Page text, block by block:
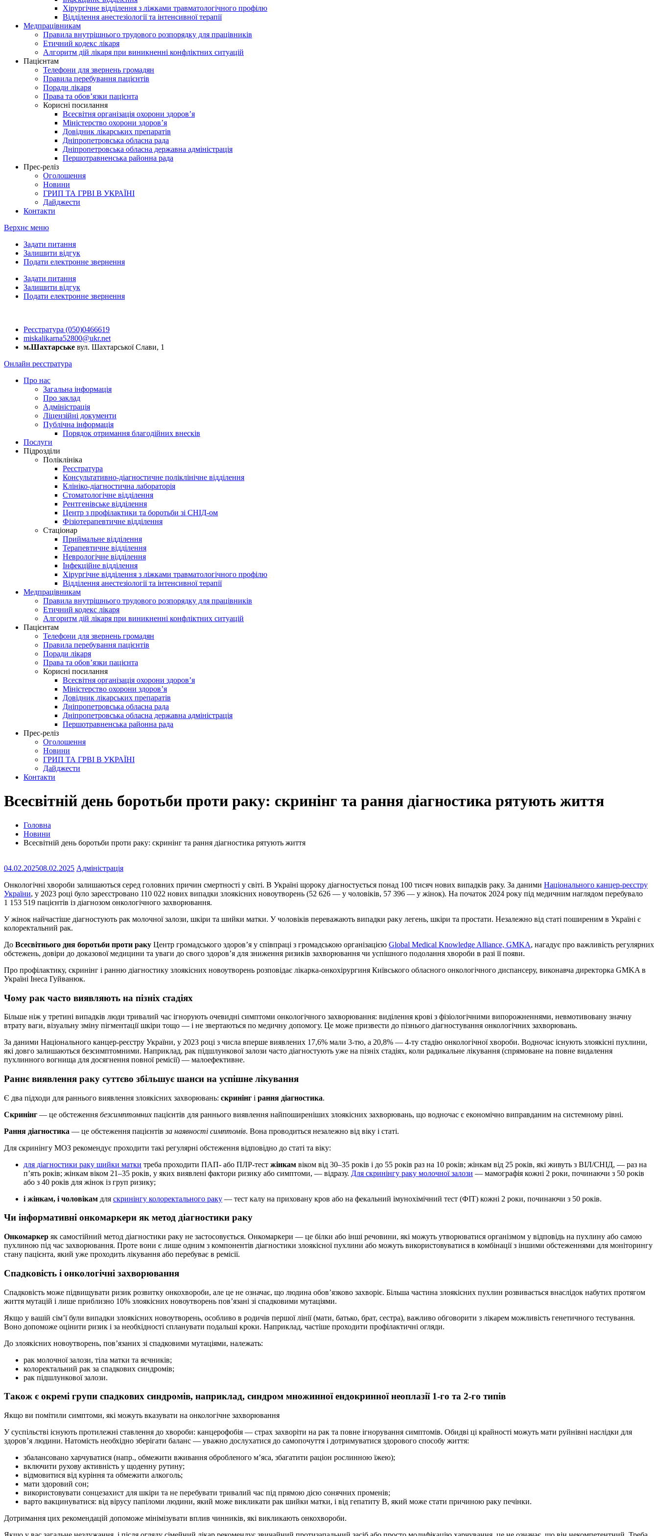
Хірургічне відділення з ліжками травматологічного профілю
Відділення анестезіології та інтенсивної терапії
Медпрацівникам
Правила внутрішнього трудового розпорядку для працівників
Етичний кодекс лікаря
Алгоритм дій лікаря при виникненні конфліктних ситуацій
Пацієнтам
Телефони для звернень громадян
Правила перебування пацієнтів
Поради лікаря
Права та обов’язки пацієнта
Корисні посилання
Всесвітня організація охорони здоров’я
Міністерство охорони здоров’я
Довідник лікарських препаратів
Дніпропетровська обласна рада
Дніпропетровська обласна державна адміністрація
Першотравненська районна рада
Прес-реліз
Оголошення
Новини
ГРИП ТА ГРВІ В УКРАЇНІ
Дайджести
Контакти
Верхнє меню
Задати питання
Залишити відгук
Подати електронне звернення
Задати питання
Залишити відгук
Подати електронне звернення
Реєстратура (050)0466619
miskalikarna52800@ukr.net
м.Шахтарське вул. Шахтарської Слави, 1
Онлайн реєстратура
Про нас
Загальна інформація
Про заклад
Адміністрація
Ліцензійні документи
Публічна інформація
Порядок отримання благодійних внесків
Послуги
Підрозділи
Поліклініка
Реєстратура
Консультативно-діагностичне поліклінічне відділення
Клініко-діагностична лабораторія
Стоматологічне відділення
Рентгенівське відділення
Центр з профілактики та боротьби зі СНІД-ом
Фізіотерапевтичне відділення
Стаціонар
Приймальне відділення
Терапевтичне відділення
Неврологічне відділення
Інфекційне відділення
Хірургічне відділення з ліжками травматологічного профілю
Відділення анестезіології та інтенсивної терапії
Медпрацівникам
Правила внутрішнього трудового розпорядку для працівників
Етичний кодекс лікаря
Алгоритм дій лікаря при виникненні конфліктних ситуацій
Пацієнтам
Телефони для звернень громадян
Правила перебування пацієнтів
Поради лікаря
Права та обов’язки пацієнта
Корисні посилання
Всесвітня організація охорони здоров’я
Міністерство охорони здоров’я
Довідник лікарських препаратів
Дніпропетровська обласна рада
Дніпропетровська обласна державна адміністрація
Першотравненська районна рада
Прес-реліз
Оголошення
Новини
ГРИП ТА ГРВІ В УКРАЇНІ
Дайджести
Контакти
Всесвітній день боротьби проти раку: скринінг та рання діагностика рятують життя
Головна
Новини
Всесвітній день боротьби проти раку: скринінг та рання діагностика рятують життя
04.02.202508.02.2025 Адміністрація
Онкологічні хвороби залишаються серед головних причин смертності у світі. В Україні щороку діагностується понад 100 тисяч нових випадків раку. За даними Національного канцер-реєстру
України, у 2023 році було зареєстровано 110 022 нових випадки злоякісних новоутворень (52 626 — у чоловіків, 57 396 — у жінок). На початок 2024 року під медичним наглядом перебувало
1 153 519 пацієнтів із діагнозом онкологічного захворювання.
У жінок найчастіше діагностують рак молочної залози, шкіри та шийки матки. У чоловіків переважають випадки раку легень, шкіри та простати. Незалежно від статі поширеним в Україні є
колоректальний рак.
До Всесвітнього дня боротьби проти раку Центр громадського здоров’я у співпраці з громадською організацією Global Medical Knowledge Alliance, GMKA, нагадує про важливість регулярних
обстежень, довіри до доказової медицини та уваги до свого здоров’я для зниження ризиків захворювання чи успішного подолання хвороби в разі її появи.
Про профілактику, скринінг і ранню діагностику злоякісних новоутворень розповідає лікарка-онкохірургиня Київського обласного онкологічного диспансеру, виконавча директорка GMKA в
Україні Інеса Гуйванюк.
Чому рак часто виявляють на пізніх стадіях
Більше ніж у третині випадків люди тривалий час ігнорують очевидні симптоми онкологічного захворювання: виділення крові з фізіологічними випорожненнями, невмотивовану значну
втрату ваги, візуальну зміну пігментації шкіри тощо — і не звертаються по медичну допомогу. Це може призвести до пізнього діагностування онкологічних захворювань.
За даними Національного канцер-реєстру України, у 2023 році з числа вперше виявлених 17,6% мали 3-тю, а 20,8% — 4-ту стадію онкологічної хвороби. Водночас існують злоякісні пухлини,
які довго залишаються безсимптомними. Наприклад, рак підшлункової залози часто діагностують уже на пізніх стадіях, коли радикальне лікування (спрямоване на повне видалення
пухлинного вогнища для досягнення повної ремісії) — малоефективне.
Раннє виявлення раку суттєво збільшує шанси на успішне лікування
Є два підходи для раннього виявлення злоякісних захворювань: скринінг і рання діагностика.
Скринінг — це обстеження безсимптомних пацієнтів для раннього виявлення найпоширеніших злоякісних захворювань, що водночас є економічно виправданим на системному рівні.
Рання діагностика — це обстеження пацієнтівза наявності симптомів. Вона проводиться незалежно від віку і статі.
Для скринінгу МОЗ рекомендує проходити такі регулярні обстеження відповідно до статі та віку:
для діагностики раку шийки матки треба проходити ПАП- або ПЛР-тест жінкам віком від 30–35 років і до 55 років раз на 10 років; жінкам від 25 років, які живуть з ВІЛ/СНІД, — раз на
п’ять років; жінкам віком 21–35 років, у яких виявлені фактори ризику або симптоми, — відразу. Для скринінгу раку молочної залози — мамографія кожні 2 роки, починаючи з 50 років
або з 40 років для жінок із груп ризику;
і жінкам, і чоловікам для скринінгу колоректального раку — тест калу на приховану кров або на фекальний імунохімічний тест (ФІТ) кожні 2 роки, починаючи з 50 років.
Чи інформативні онкомаркери як метод діагностики раку
Онкомаркер як самостійний метод діагностики раку не застосовується. Онкомаркери — це білки або інші речовини, які можуть утворюватися організмом у відповідь на пухлину або самою
пухлиною під час захворювання. Проте вони є лише одним з компонентів діагностики злоякісної пухлини або можуть використовуватися в комбінації з іншими обстеженнями для моніторингу
стану пацієнта, який уже проходить лікування або перебуває в ремісії.
Спадковість і онкологічні захворювання
Спадковість може підвищувати ризик розвитку онкохвороби, але це не означає, що людина обов’язково захворіє. Більша частина злоякісних пухлин розвивається внаслідок набутих протягом
життя мутацій і лише приблизно 10% злоякісних новоутворень пов’язані зі спадковими мутаціями.
Якщо у вашій сім’ї були випадки злоякісних новоутворень, особливо в родичів першої лінії (мати, батько, брат, сестра), важливо обговорити з лікарем можливість генетичного тестування.
Воно допоможе оцінити ризик і за необхідності спланувати подальші кроки. Наприклад, частіше проходити профілактичні огляди.
До злоякісних новоутворень, пов’язаних зі спадковими мутаціями, належать:
рак молочної залози, тіла матки та яєчників;
колоректальний рак за спадкових синдромів;
рак підшлункової залози.
Також є окремі групи спадкових синдромів, наприклад, синдром множинної ендокринної неоплазії 1-го та 2-го типів
Якщо ви помітили симптоми, які можуть вказувати на онкологічне захворювання
У суспільстві існують протилежні ставлення до хвороби: канцерофобія — страх захворіти на рак та повне ігнорування симптомів. Обидві ці крайності можуть мати руйнівні наслідки для
здоров’я людини. Натомість необхідно зберігати баланс — уважно дослухатися до самопочуття і дотримуватися здорового способу життя:
збалансовано харчуватися (напр., обмежити вживання обробленого м’яса, збагатити раціон рослинною їжею);
включити рухову активність у щоденну рутину;
відмовитися від куріння та обмежити алкоголь;
мати здоровий сон;
використовувати сонцезахист для шкіри та не перебувати тривалий час під прямою дією сонячних променів;
варто вакцинуватися: від вірусу папіломи людини, який може викликати рак шийки матки, і від гепатиту B, який може стати причиною раку печінки.
Дотримання цих рекомендацій допоможе мінімізувати вплив чинників, які викликають онкохвороби.